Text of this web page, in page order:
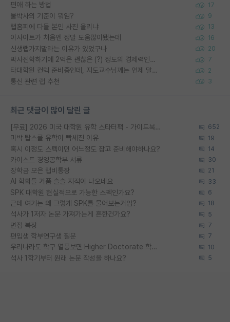
편애 하는 방법 17
물박사의 기준이 뭐임? 9
랩홈피에 다들 본인 사진 올리냐 13
이사이트가 처음엔 정말 도움많이됐는데 16
신생랩가지말라는 이유가 있었구나 20
박사진학하기에 2억은 괜찮은 (?) 정도의 경제력인가요 7
타대학원 컨텍 준비중인데, 지도교수님께는 언제 말씀드려야 할까요? 2
통신 관련 랩 추천 3
최근 댓글이 많이 달린 글
[무료] 2026 미국 대학원 유학 스타터팩 - 가이드북 & 합격자 컨택메일 템플릿 652
미박 탑스쿨 유학이 빡세진 이유 19
혹시 이정도 스펙이면 어느정도 잡고 준비해야하나요? 14
카이스트 경영공학부 서류 30
장학금 모은 랩비통장 21
AI 학회들 거품 슬슬 지적이 나오네요 33
SPK 대학원 현실적으로 가능한 스펙인가요? 6
근데 여기는 왜 그렇게 SPK를 물어보는거임? 18
석사가 1저자 논문 가져가는게 흔한건가요? 5
면접 복장 7
편입생 학부연구생 질문 7
우리나라도 학구 열풍보면 Higher Doctorate 학위가 필요하다고 봅니다. 10
석사 1학기부터 원래 논문 작성을 하나요? 5